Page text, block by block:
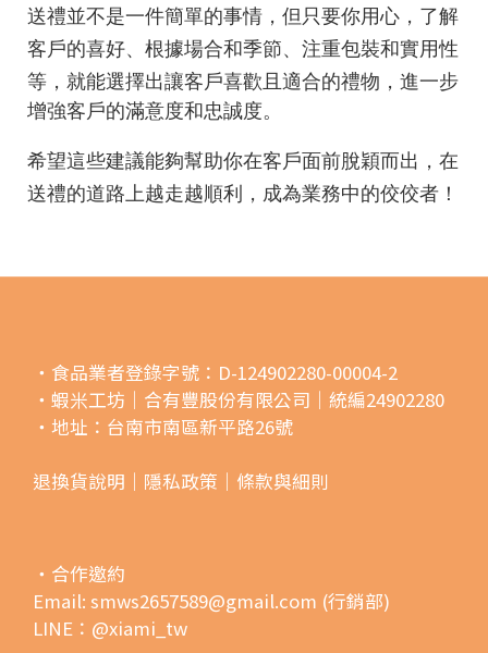
送禮並不是一件簡單的事情，但只要你用心，了解
客戶的喜好、根據場合和季節、注重包裝和實用性
等，就能選擇出讓客戶喜歡且適合的禮物 ，進一步
增強客戶的滿意度和忠誠度。
希望這些建議能夠幫助你在客戶面前脫穎而出，在
送禮的道路上越走越順利，成為業務中的佼佼者！
・食品業者登錄字號：D-124902280-00004-2
・蝦米工坊｜合有豐股份有限公司｜統編24902280
・地址：台南市南區新平路26號
退換貨說明｜ 隱私政策｜ 條款與細則
・合作邀約
Email: smws2657589@gmail.com (行銷部)
LINE：@xiami_tw